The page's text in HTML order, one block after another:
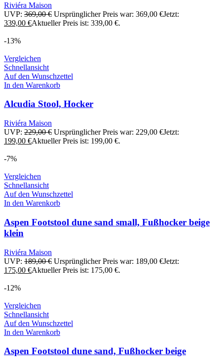
Riviéra Maison
UVP: 369,00€ Ursprünglicher Preis war: 369,00 €Jetzt:
339,00 €Aktueller Preis ist: 339,00 €.
-13%
Vergleichen
Schnellansicht
Auf den Wunschzettel
In den Warenkorb
Alcudia Stool, Hocker
Riviéra Maison
UVP: 229,00€ Ursprünglicher Preis war: 229,00 €Jetzt:
199,00 €Aktueller Preis ist: 199,00 €.
-7%
Vergleichen
Schnellansicht
Auf den Wunschzettel
In den Warenkorb
Aspen Footstool dune sand small, Fußhocker beige
klein
Riviéra Maison
UVP: 189,00€ Ursprünglicher Preis war: 189,00 €Jetzt:
175,00 €Aktueller Preis ist: 175,00 €.
-12%
Vergleichen
Schnellansicht
Auf den Wunschzettel
In den Warenkorb
Aspen Footstool dune sand, Fußhocker beige